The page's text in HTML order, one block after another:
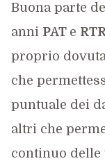
Buona parte
anni PAT e
proprio
che
puntuale dei
altri che
continuo delle